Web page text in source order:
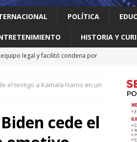
POLÍTICA
HISTORIA Y
legal y facilitó condena por
que Trump ve como una
Colombia con logros sociales
el testigo a Kamala Harris en un
cede el